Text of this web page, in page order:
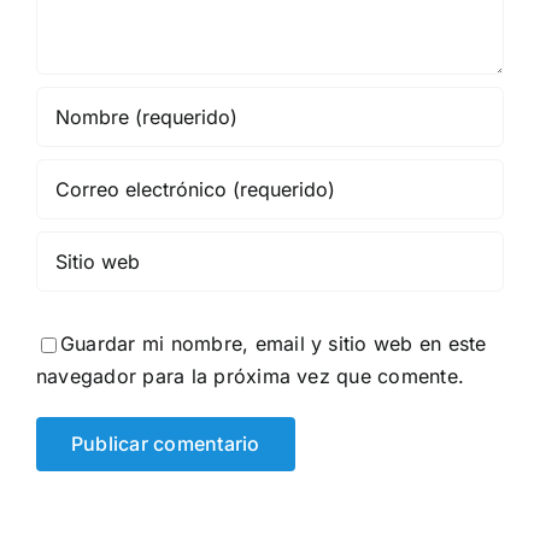
Guardar mi nombre, email y sitio web en este
navegador para la próxima vez que comente.